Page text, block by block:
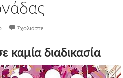
Σχολιάστε
καμία διαδικασία